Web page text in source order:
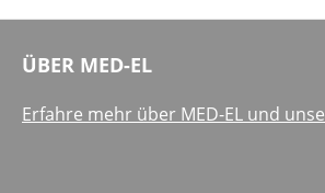
ÜBER MED-EL
Erfahre mehr über MED-EL und